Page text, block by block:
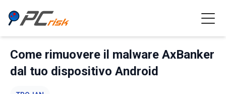
Come rimuovere il malware AxBanker
dal tuo dispositivo Android